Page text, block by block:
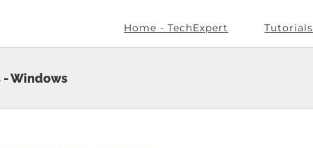
Home - TechExpert Tutorials
Windows